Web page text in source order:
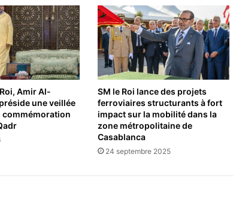
Amir Al-
une veillée
commémoration
SM le Roi lance des projets
ferroviaires structurants à fort
impact sur la mobilité dans la
zone métropolitaine de
Casablanca
24 septembre 2025